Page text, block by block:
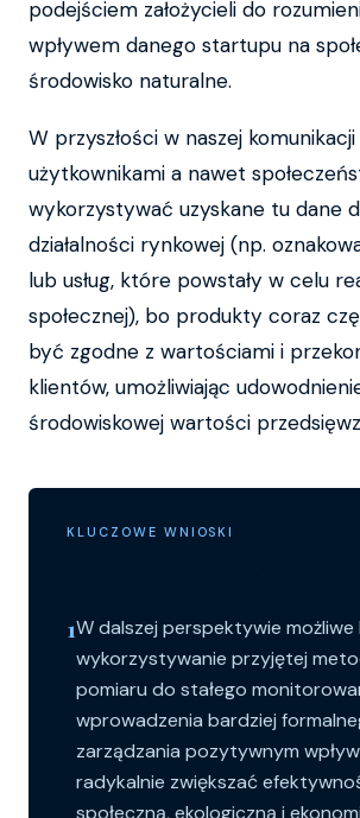
podejściem założycieli do
wpływem danego startupu na
środowisko naturalne.
W przyszłości w naszej
użytkownikami a nawet
wykorzystywać uzyskane tu dane
działalności rynkowej (np.
lub usług, które powstały w celu
społecznej), bo produkty coraz
być zgodne z wartościami i
klientów, umożliwiając
środowiskowej wartości
KLUCZOWE WNIOSKI
1W dalszej perspektywie możliwe
wykorzystywanie przyjętej
pomiaru do stałego
wprowadzenia bardziej
zarządzania pozytywnym
radykalnie zwiększać
społeczną, ekologiczną i